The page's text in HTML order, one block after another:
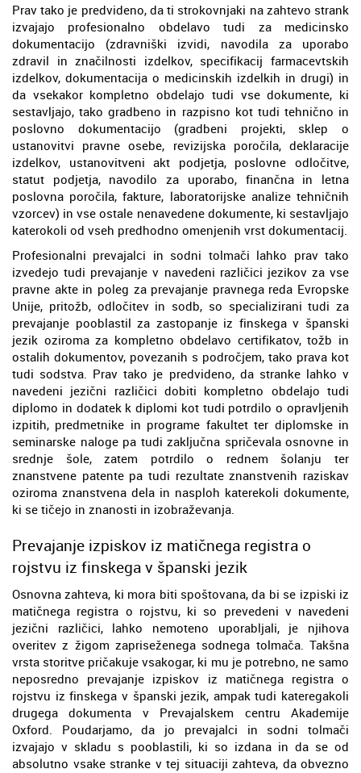
Prav tako je predvideno, da ti strokovnjaki na zahtevo strank
izvajajo profesionalno obdelavo tudi za medicinsko
dokumentacijo (zdravniški izvidi, navodila za uporabo
zdravil in značilnosti izdelkov, specifikacij farmacevtskih
izdelkov, dokumentacija o medicinskih izdelkih in drugi) in
da vsekakor kompletno obdelajo tudi vse dokumente, ki
sestavljajo, tako gradbeno in razpisno kot tudi tehnično in
poslovno dokumentacijo (gradbeni projekti, sklep o
ustanovitvi pravne osebe, revizijska poročila, deklaracije
izdelkov, ustanovitveni akt podjetja, poslovne odločitve,
statut podjetja, navodilo za uporabo, finančna in letna
poslovna poročila, fakture, laboratorijske analize tehničnih
vzorcev) in vse ostale nenavedene dokumente, ki sestavljajo
katerokoli od vseh predhodno omenjenih vrst dokumentacij.
Profesionalni prevajalci in sodni tolmači lahko prav tako
izvedejo tudi prevajanje v navedeni različici jezikov za vse
pravne akte in poleg za prevajanje pravnega reda Evropske
Unije, pritožb, odločitev in sodb, so specializirani tudi za
prevajanje pooblastil za zastopanje iz finskega v španski
jezik oziroma za kompletno obdelavo certifikatov, tožb in
ostalih dokumentov, povezanih s področjem, tako prava kot
tudi sodstva. Prav tako je predvideno, da stranke lahko v
navedeni jezični različici dobiti kompletno obdelajo tudi
diplomo in dodatek k diplomi kot tudi potrdilo o opravljenih
izpitih, predmetnike in programe fakultet ter diplomske in
seminarske naloge pa tudi zaključna spričevala osnovne in
srednje šole, zatem potrdilo o rednem šolanju ter
znanstvene patente pa tudi rezultate znanstvenih raziskav
oziroma znanstvena dela in nasploh katerekoli dokumente,
ki se tičejo in znanosti in izobraževanja.
Prevajanje izpiskov iz matičnega registra o
rojstvu iz finskega v španski jezik
Osnovna zahteva, ki mora biti spoštovana, da bi se izpiski iz
matičnega registra o rojstvu, ki so prevedeni v navedeni
jezični različici, lahko nemoteno uporabljali, je njihova
overitev z žigom zapriseženega sodnega tolmača. Takšna
vrsta storitve pričakuje vsakogar, ki mu je potrebno, ne samo
neposredno prevajanje izpiskov iz matičnega registra o
rojstvu iz finskega v španski jezik, ampak tudi kateregakoli
drugega dokumenta v Prevajalskem centru Akademije
Oxford. Poudarjamo, da jo prevajalci in sodni tolmači
izvajajo v skladu s pooblastili, ki so izdana in da se od
absolutno vsake stranke v tej situaciji zahteva, da obvezno